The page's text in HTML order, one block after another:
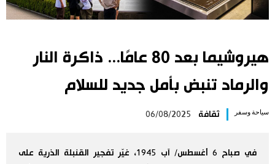
Español
سياحة وسفر
اليابان في فيديو
هيروشيما بعد 80 عامًا... ذاكرة النار
والرماد تنبض بأمل جديد للسلام
سياحة وسفر ثقافة 06/08/2025
في صباح 6 أغسطس/ آب 1945، غيّر تفجير القنبلة الذرية على